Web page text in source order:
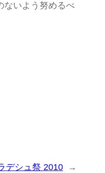
ないよう努めるべ
デシュ祭 2010 →